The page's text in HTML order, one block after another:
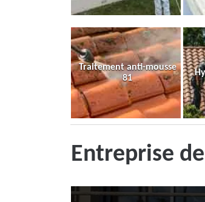
Traitement anti-mousse
81
Entreprise